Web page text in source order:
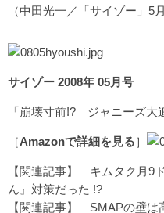
（中田光一／「サイゾー」5
サイゾー 2008年 05月号
「崩壊寸前!? ジャニーズ大
［Amazonで詳細を見る］
【関連記事】 キムタク月9
ん』対策だった !?
【関連記事】 SMAPの壁は